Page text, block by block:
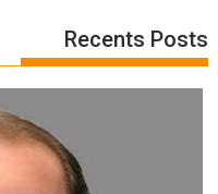
Recents Posts